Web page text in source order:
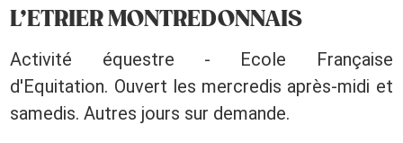
L’ETRIER MONTREDONNAIS
Activité équestre - Ecole Française
d'Equitation. Ouvert les mercredis après-midi et
samedis. Autres jours sur demande.